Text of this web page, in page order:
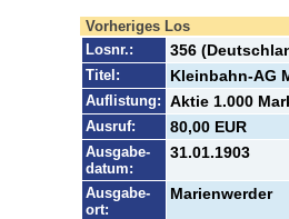
Vorheriges Los
Losnr.:
356
Titel: Kleinbahn-AG
Auflistung: Aktie 1.000
Ausruf: 80,00 EUR
Ausgabe-
datum:
31.01.1903
Ausgabe-
ort:
Marienwerder